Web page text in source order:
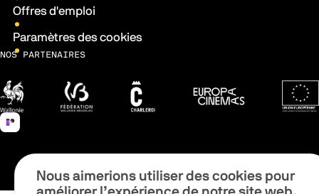
Offres d'emploi
Paramètres des cookies
NOS PARTENAIRES
Wallonie Fédération Wallonie-Bruxelles
Ville de CharleroiEuropa Cinemas
Nous aimerions utiliser des cookies pour